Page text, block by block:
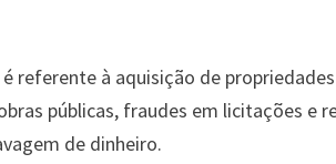
referente à aquisição de
públicas, fraudes em licitações e
de dinheiro.